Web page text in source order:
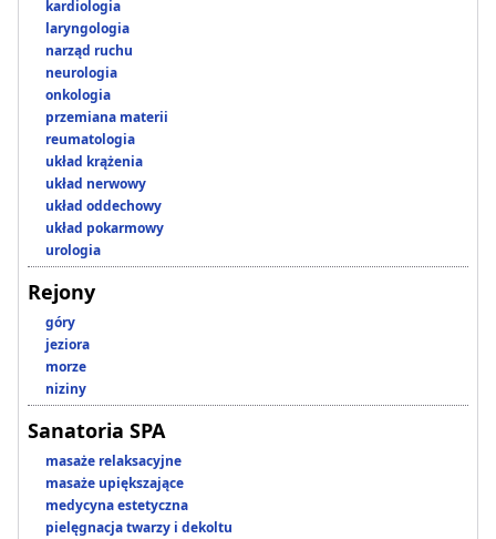
kardiologia
laryngologia
narząd ruchu
neurologia
onkologia
przemiana materii
reumatologia
układ krążenia
układ nerwowy
układ oddechowy
układ pokarmowy
urologia
Rejony
góry
jeziora
morze
niziny
Sanatoria SPA
masaże relaksacyjne
masaże upiększające
medycyna estetyczna
pielęgnacja twarzy i dekoltu